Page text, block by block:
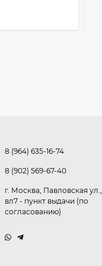
8 (964) 635-16-74
8 (902) 569-67-40
г. Москва, Павловская ул.,
вл7 - пункт выдачи (по
согласованию)